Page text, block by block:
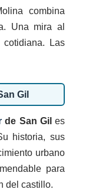
combina
Una mira al
Las
Gil
de San Giles
historia, sus
urbano
para
del castillo.